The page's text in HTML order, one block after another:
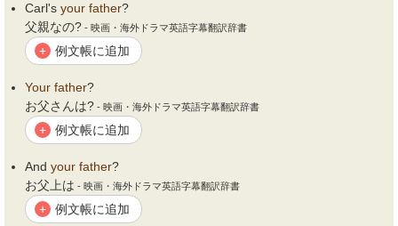
Carl's your father?
父親なの? - 映画・海外ドラマ英語字幕翻訳辞書
+ 例文帳に追加
Your father?
お父さんは? - 映画・海外ドラマ英語字幕翻訳辞書
+ 例文帳に追加
And your father?
お父上は - 映画・海外ドラマ英語字幕翻訳辞書
+ 例文帳に追加